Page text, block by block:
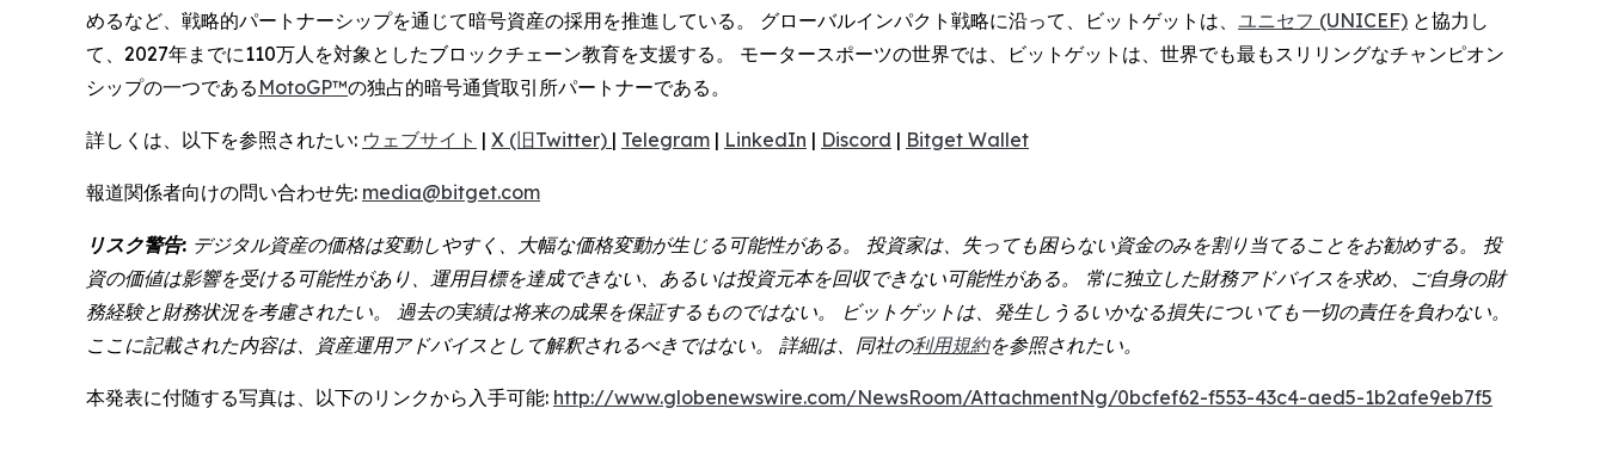
めるなど、戦略的パートナーシップを通じて暗号資産の採用を推進している。 グローバルインパクト戦略に沿って、ビットゲットは、 ユニセフ (UNICEF) と協力し
て、2027年までに110万人を対象としたブロックチェーン教育を支援する。 モータースポーツの世界では、ビットゲットは、世界でも最もスリリングなチャンピオン
シップの一つである MotoGP™の独占的暗号通貨取引所パートナーである。
詳しくは、以下を参照されたい: ウェブサイト | X (旧Twitter) | Telegram | LinkedIn | Discord | Bitget Wallet
報道関係者向けの問い合わせ先: media@bitget.com
リスク警告: デジタル資産の価格は変動しやすく、大幅な価格変動が生じる可能性がある。 投資家は、失っても困らない資金のみを割り当てることをお勧めする。 投
資の価値は影響を受ける可能性があり、運用目標を達成できない、あるいは投資元本を回収できない可能性がある。 常に独立した財務アドバイスを求め、ご自身の財
務経験と財務状況を考慮されたい。 過去の実績は将来の成果を保証するものではない。 ビットゲットは、発生しうるいかなる損失についても一切の責任を負わない。
ここに記載された内容は、資産運用アドバイスとして解釈されるべきではない。 詳細は、同社の利用規約を参照されたい。
本発表に付随する写真は、以下のリンクから入手可能: http://www.globenewswire.com/NewsRoom/AttachmentNg/0bcfef62-f553-43c4-aed5-1b2afe9eb7f5